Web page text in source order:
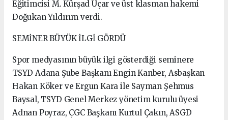
Eğitimcisi M. Kürşad Uçar ve üst klasman hakemi
Doğukan Yıldırım verdi.
SEMİNER BÜYÜK İLGİ GÖRDÜ
Spor medyasının büyük ilgi gösterdiği seminere
TSYD Adana Şube Başkanı Engin Kanber, Asbaşkan
Hakan Köker ve Ergun Kara ile Sayman Şehmus
Baysal, TSYD Genel Merkez yönetim kurulu üyesi
Adnan Poyraz, ÇGC Başkanı Kurtul Çakın, ASGD